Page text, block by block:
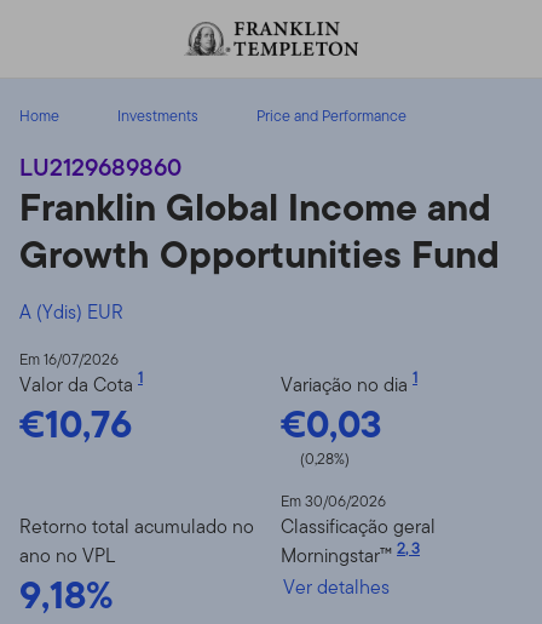
Home Investments Price and Performance
LU2129689860
Franklin Global Income and
Growth Opportunities Fund
A (Ydis) EUR
Em 16/07/2026
Valor da Cota 1
€10,76
Variação no dia 1
€0,03
(0,28%)
Retorno total acumulado no
ano no VPL
9,18%
Em 30/06/2026
Classificação geral
Morningstar™ 2,3
Ver detalhes